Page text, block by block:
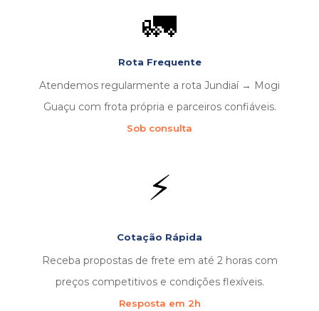
🚛
Rota Frequente
Atendemos regularmente a rota Jundiaí → Mogi
Guaçu com frota própria e parceiros confiáveis.
Sob consulta
⚡
Cotação Rápida
Receba propostas de frete em até 2 horas com
preços competitivos e condições flexíveis.
Resposta em 2h